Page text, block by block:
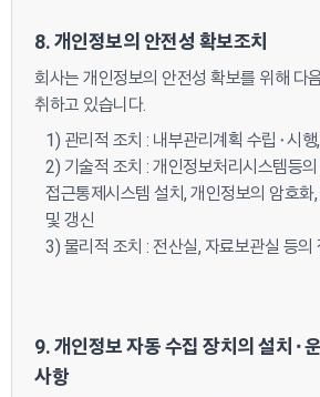
8. 개인정보의 안전성 확보조치
회사는 개인정보의 안전성 확보를 위해 다
취하고 있습니다.
1) 관리적 조치 : 내부관리계획 수립⬝시
2) 기술적 조치 : 개인정보처리시스템등
접근통제시스템 설치, 개인정보의 암호화
및 갱신
3) 물리적 조치 : 전산실, 자료보관실 등의
9. 개인정보 자동 수집 장치의 설치⬝
사항